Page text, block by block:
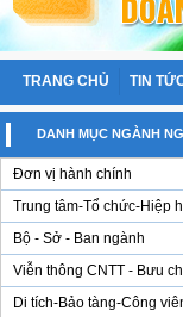
TRANG CHỦ TIN
DANH MỤC NGÀNH
Đơn vị hành chính
Trung tâm-Tổ chức-Hiệp
Bộ - Sở - Ban ngành
Viễn thông CNTT - Bưu
Di tích-Bảo tàng-Công